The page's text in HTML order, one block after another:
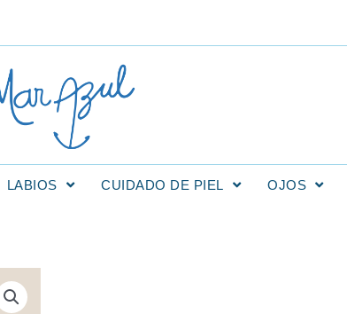
LABIOS CUIDADO DE PIEL OJOS